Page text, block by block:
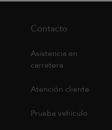
Contacto
Asistencia en
carretera
Atención cliente
Prueba vehículo